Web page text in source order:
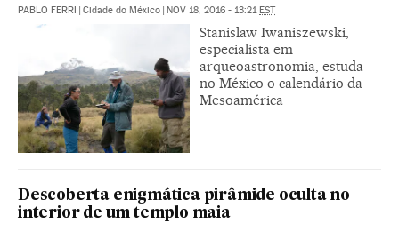
PABLO FERRI | Cidade do México | NOV 18, 2016 - 13:21EST
Stanislaw Iwaniszewski,
especialista em
arqueoastronomia, estuda
no México o calendário da
Mesoamérica
Descoberta enigmática pirâmide oculta no
interior de um templo maia